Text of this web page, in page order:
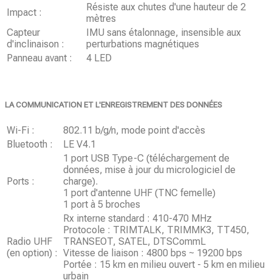
Impact :
Résiste aux chutes d'une hauteur de 2
mètres
Capteur
d'inclinaison :
IMU sans étalonnage, insensible aux
perturbations magnétiques
Panneau avant :
4 LED
LA COMMUNICATION ET L'ENREGISTREMENT DES DONNÉES
Wi-Fi :
802.11 b/g/n, mode point d'accès
Bluetooth :
LE V4.1
Ports :
1 port USB Type-C (téléchargement de
données, mise à jour du micrologiciel de
charge).
1 port d'antenne UHF (TNC femelle)
1 port à 5 broches
Radio UHF
(en option) :
Rx interne standard : 410-470 MHz
Protocole : TRIMTALK, TRIMMK3, TT450,
TRANSEOT, SATEL, DTSCommL
Vitesse de liaison : 4800 bps ~ 19200 bps
Portée : 15 km en milieu ouvert - 5 km en milieu
urbain